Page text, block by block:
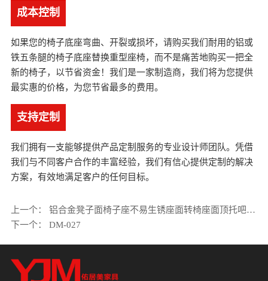
成本控制
如果您的椅子底座弯曲、开裂或损坏，请购买我们耐用的铝或
铁五条腿的椅子底座替换重型座椅，而不是痛苦地购买一把全
新的椅子，以节省资金！我们是一家制造商，我们将为您提供
最实惠的价格，为您节省最多的费用。
支持定制
我们拥有一支能够提供产品定制服务的专业设计师团队。凭借
我们与不同客户合作的丰富经验，我们有信心提供定制的解决
方案，有效地满足客户的任何目标。
上一个： 铝合金凳子面椅子座不易生锈座面转椅座面顶托吧椅上托圆凳面托盘
下一个： DM-027